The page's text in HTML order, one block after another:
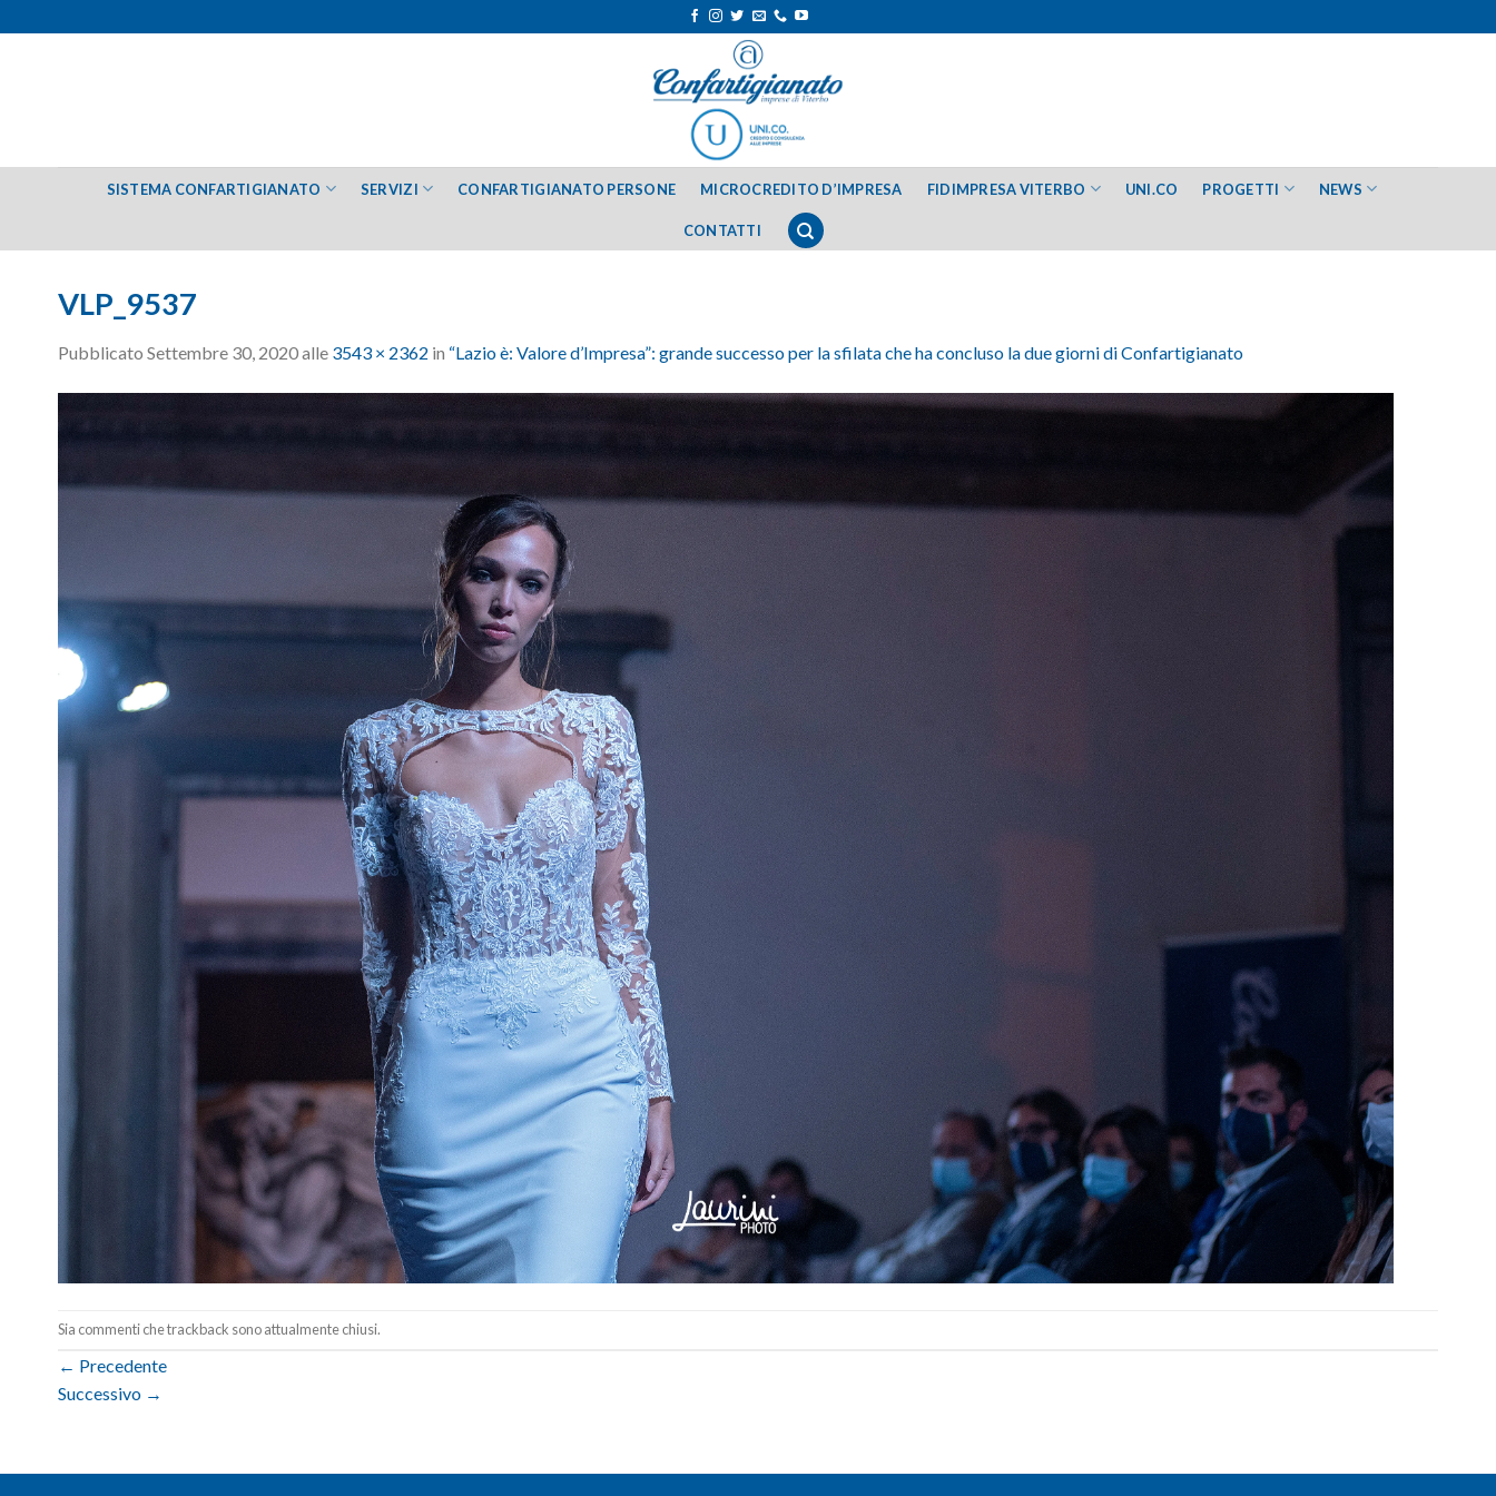
ai
SISTEMA CONFARTIGIANATO SERVIZI CONFARTIGIANATO PERSONE MICROCREDITO D’IMPRESA FIDIMPRESA VITERBO UNI.CO PROGETTI NEWS
CONTATTI
VLP_9537
Pubblicato Settembre 30, 2020alle 3543 × 2362 in “Lazio è: Valore d’Impresa”: grande successo per la sfilata che ha concluso la due giorni di Confartigianato
Sia commenti che trackback sono attualmente chiusi.
← Precedente
Successivo →